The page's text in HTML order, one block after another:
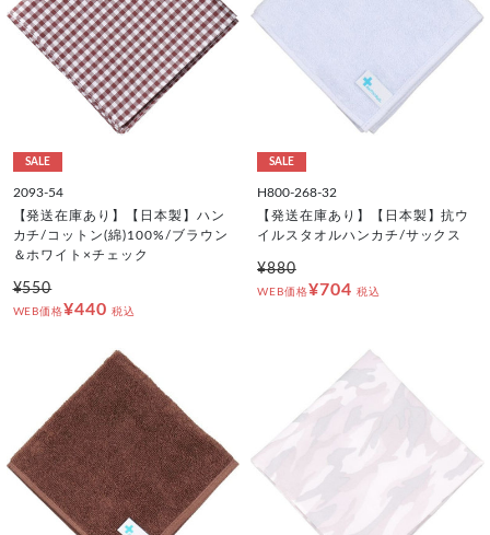
SALE
2093-54
【発送在庫あり】【日本製】ハン
カチ/コットン(綿)100%/ブラウン
＆ホワイト×チェック
¥550
WEB価格¥440 税込
SALE
H800-268-32
【発送在庫あり】【日本製】抗ウ
イルスタオルハンカチ/サックス
¥880
WEB価格¥704 税込